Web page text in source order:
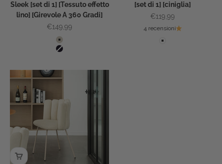
Sleek [set di 1] [Tessuto effetto
lino] [Girevole A 360 Gradi]
Prezzo scontato
€149,99
Color
Beige
Nero
[set di 1] [ciniglia]
Prezzo scontato
€119,99
4 recensioni
Colore